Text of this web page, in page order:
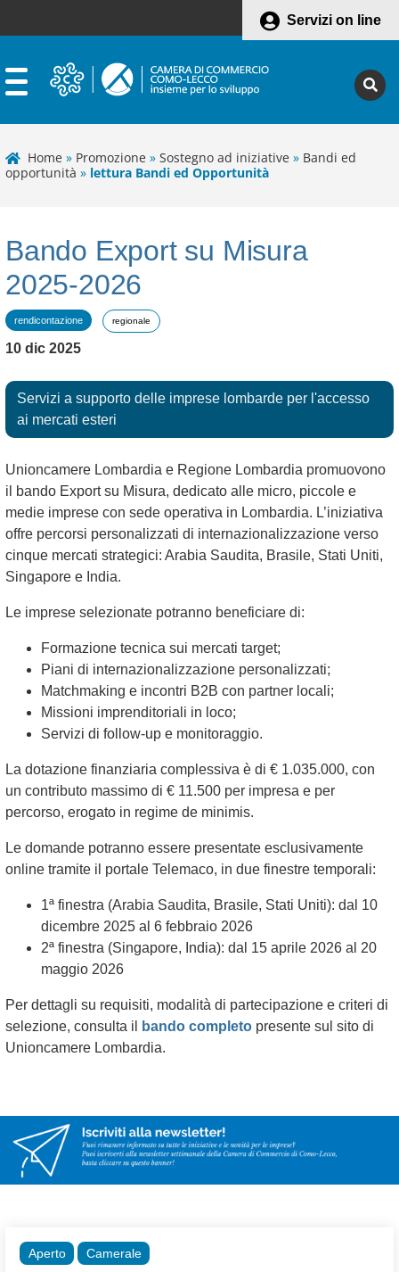
Servizi on line
Home » Promozione » Sostegno ad iniziative » Bandi ed
opportunità » lettura Bandi ed Opportunità
Bando Export su Misura
2025-2026
rendicontazione regionale
10 dic 2025
Servizi a supporto delle imprese lombarde per l'accesso
ai mercati esteri
Unioncamere Lombardia e Regione Lombardia promuovono
il bando Export su Misura, dedicato alle micro, piccole e
medie imprese con sede operativa in Lombardia. L’iniziativa
offre percorsi personalizzati di internazionalizzazione verso
cinque mercati strategici: Arabia Saudita, Brasile, Stati Uniti,
Singapore e India.
Le imprese selezionate potranno beneficiare di:
Formazione tecnica sui mercati target;
Piani di internazionalizzazione personalizzati;
Matchmaking e incontri B2B con partner locali;
Missioni imprenditoriali in loco;
Servizi di follow-up e monitoraggio.
La dotazione finanziaria complessiva è di € 1.035.000, con
un contributo massimo di € 11.500 per impresa e per
percorso, erogato in regime de minimis.
Le domande potranno essere presentate esclusivamente
online tramite il portale Telemaco, in due finestre temporali:
1ª finestra (Arabia Saudita, Brasile, Stati Uniti): dal 10
dicembre 2025 al 6 febbraio 2026
2ª finestra (Singapore, India): dal 15 aprile 2026 al 20
maggio 2026
Per dettagli su requisiti, modalità di partecipazione e criteri di
selezione, consulta il
bando completo presente sul sito di
Unioncamere Lombardia.
Aperto Camerale